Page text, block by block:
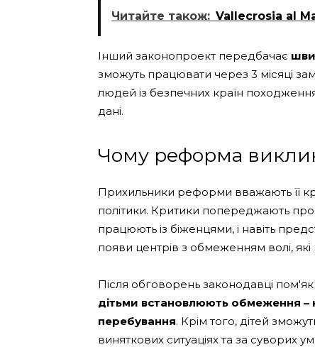
Читайте також: Vallecrosia al
Інший законопроект передбачає
зможуть працювати через 3 місяці
людей із безпечних країн
дані.
Чому реформа
Прихильники реформи вважають її
політики. Критики попереджають про
працюють із біженцями, і навіть
появи центрів з обмеженням волі,
Після обговорень законодавці
дітьми встановлюють обмеження –
перебування. Крім того, дітей
виняткових ситуаціях та за суворих